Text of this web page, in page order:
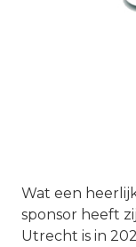
Wat een
sponsor heeft
Utrecht is in